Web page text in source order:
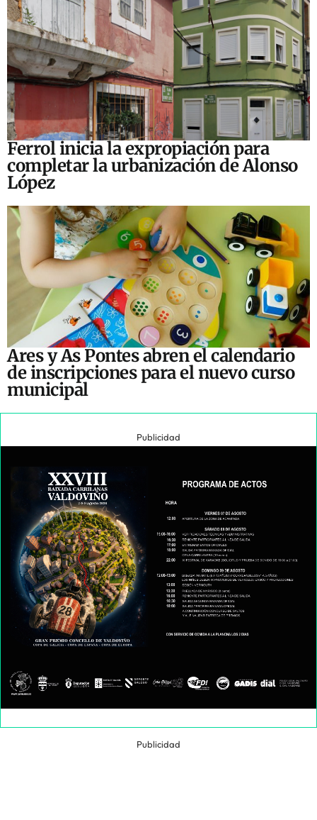
Ferrol inicia la expropiación para
completar la urbanización de Alonso
López
Ares y As Pontes abren el calendario
de inscripciones para el nuevo curso
municipal
Publicidad
Publicidad